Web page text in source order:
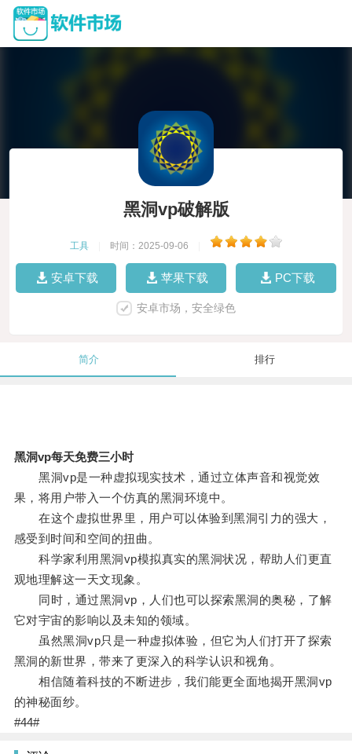
黑洞vp破解版
工具 时间：2025-09-06
安卓下载 苹果下载 PC下载
安卓市场，安全绿色
简介 排行
黑洞vp每天免费三小时
黑洞vp是一种虚拟现实技术，通过立体声音和视觉效
果，将用户带入一个仿真的黑洞环境中。
在这个虚拟世界里，用户可以体验到黑洞引力的强大，
感受到时间和空间的扭曲。
科学家利用黑洞vp模拟真实的黑洞状况，帮助人们更直
观地理解这一天文现象。
同时，通过黑洞vp，人们也可以探索黑洞的奥秘，了解
它对宇宙的影响以及未知的领域。
虽然黑洞vp只是一种虚拟体验，但它为人们打开了探索
黑洞的新世界，带来了更深入的科学认识和视角。
相信随着科技的不断进步，我们能更全面地揭开黑洞vp
的神秘面纱。
#44#